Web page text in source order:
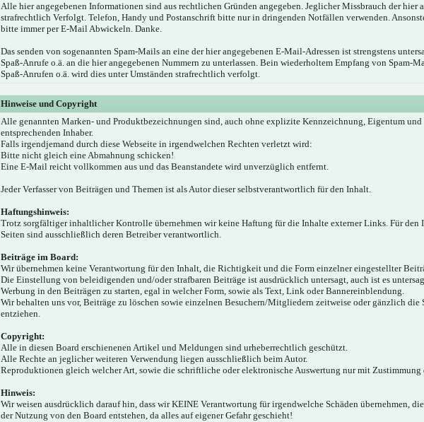
Alle hier angegebenen Informationen sind aus rechtlichen Gründen angegeben. Jeglicher Missbrauch der hier
strafrechtlich Verfolgt. Telefon, Handy und Postanschrift bitte nur in dringenden Notfällen verwenden.
bitte immer per E-Mail Abwickeln. Danke.
Das senden von sogenannten Spam-Mails an eine der hier angegebenen E-Mail-Adressen ist strengstens
Spaß-Anrufe o.ä. an die hier angegebenen Nummern zu unterlassen. Bein wiederholtem Empfang von Spam-
Spaß-Anrufen o.ä. wird dies unter Umständen strafrechtlich verfolgt.
Hinweise und Copyright
Alle genannten Marken- und Produktbezeichnungen sind, auch ohne explizite Kennzeichnung, Eigentum und
entsprechenden Inhaber.
Falls irgendjemand durch diese Webseite in irgendwelchen Rechten verletzt wird:
Bitte nicht gleich eine Abmahnung schicken!
Eine E-Mail reicht vollkommen aus und das Beanstandete wird unverzüglich entfernt.
Jeder Verfasser von Beiträgen und Themen ist als Autor dieser selbstverantwortlich für den Inhalt.
Haftungshinweis:
Trotz sorgfältiger inhaltlicher Kontrolle übernehmen wir keine Haftung für die Inhalte externer Links. Für den
Seiten sind ausschließlich deren Betreiber verantwortlich.
Beiträge im Board:
Wir übernehmen keine Verantwortung für den Inhalt, die Richtigkeit und die Form einzelner eingestellter
Die Einstellung von beleidigenden und/oder strafbaren Beiträge ist ausdrücklich untersagt, auch ist es
Werbung in den Beiträgen zu starten, egal in welcher Form, sowie als Text, Link oder Bannereinblendung.
Wir behalten uns vor, Beiträge zu löschen sowie einzelnen Besuchern/Mitgliedern zeitweise oder gänzlich die
entziehen.
Copyright:
Alle in diesen Board erschienenen Artikel und Meldungen sind urheberrechtlich geschützt.
Alle Rechte an jeglicher weiteren Verwendung liegen ausschließlich beim Autor.
Reproduktionen gleich welcher Art, sowie die schriftliche oder elektronische Auswertung nur mit Zustimmung
Hinweis:
Wir weisen ausdrücklich darauf hin, dass wir KEINE Verantwortung für irgendwelche Schäden übernehmen,
der Nutzung von den Board entstehen, da alles auf eigener Gefahr geschieht!